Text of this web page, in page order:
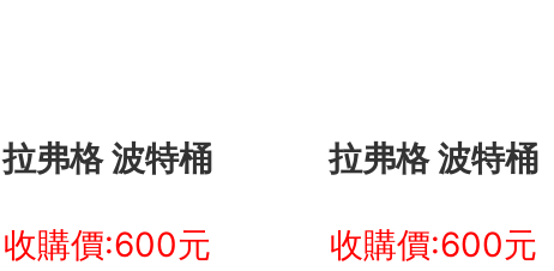
拉弗格 波特桶 拉弗格 波特桶
收購價:600元 收購價:600元